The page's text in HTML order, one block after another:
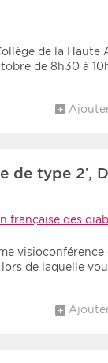
de la Haute
de 8h30 à
de type 2’,
française des
visioconférence
de laquelle